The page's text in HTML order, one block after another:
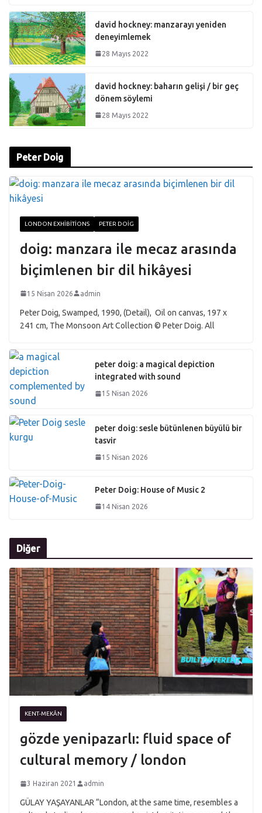
david hockney: manzarayı yeniden
deneyimlemek
28 Mayıs 2022
david hockney: baharın gelişi / bir geç
dönem söylemi
28 Mayıs 2022
Peter Doig
LONDON EXHIBITIONS PETER DOIG
doig: manzara ile mecaz arasında
biçimlenen bir dil hikâyesi
15 Nisan 2026 admin
Peter Doig, Swamped, 1990, (Detail), Oil on canvas, 197 x
241 cm, The Monsoon Art Collection © Peter Doig. All
peter doig: a magical depiction
integrated with sound
15 Nisan 2026
peter doig: sesle bütünlenen büyülü bir
tasvir
15 Nisan 2026
Peter Doig: House of Music 2
14 Nisan 2026
Diğer
KENT-MEKÂN
gözde yenipazarlı: fluid space of
cultural memory / london
3 Haziran 2021 admin
GÜLAY YAŞAYANLAR “London, at the same time, resembles a